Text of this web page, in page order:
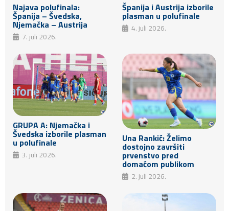
Najava polufinala:
Španija – Švedska,
Njemačka – Austrija
7. juli 2026.
Španija i Austrija izborile
plasman u polufinale
4. juli 2026.
GRUPA A: Njemačka i
Švedska izborile plasman
u polufinale
3. juli 2026.
Una Rankić: Želimo
dostojno završiti
prvenstvo pred
domaćom publikom
2. juli 2026.